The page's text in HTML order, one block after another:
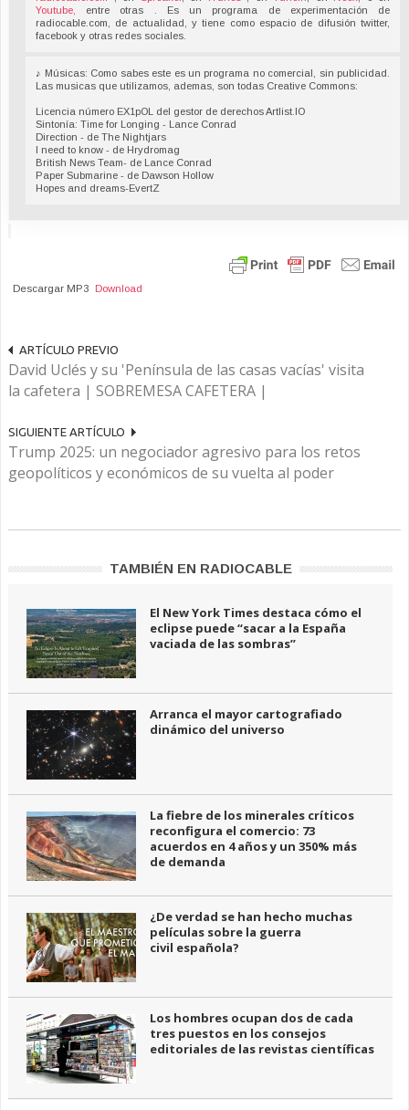
Youtube,
entre otras . Es un programa de experimentación de
radiocable.com, de actualidad, y tiene como espacio de difusión twitter,
facebook y otras redes sociales.
♪ Músicas: Como sabes este es un programa no comercial, sin publicidad.
Las musicas que utilizamos, ademas, son todas Creative Commons:
Licencia número EX1pOL del gestor de derechos Artlist.IO
Sintonía: Time for Longing - Lance Conrad
Direction - de The Nightjars
I need to know - de Hrydromag
British News Team- de Lance Conrad
Paper Submarine - de Dawson Hollow
Hopes and dreams-EvertZ
Descargar MP3 Download
ARTÍCULO PREVIO
David Uclés y su 'Península de las casas vacías' visita
la cafetera | SOBREMESA CAFETERA |
SIGUIENTE ARTÍCULO
Trump 2025: un negociador agresivo para los retos
geopolíticos y económicos de su vuelta al poder
TAMBIÉN EN RADIOCABLE
El New York Times destaca cómo el
eclipse puede “sacar a la España
vaciada de las sombras”
Arranca el mayor cartografiado
dinámico del universo
La fiebre de los minerales críticos
reconfigura el comercio: 73
acuerdos en 4 años y un 350% más
de demanda
¿De verdad se han hecho muchas
películas sobre la guerra
civil española?
Los hombres ocupan dos de cada
tres puestos en los consejos
editoriales de las revistas científicas